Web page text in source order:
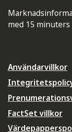
med 15
Användarvillkor
FactSet villkor